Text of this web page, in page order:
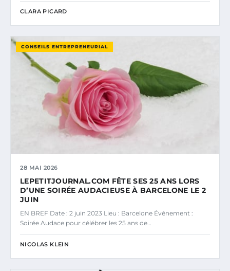
CLARA PICARD
CONSEILS ENTREPRENEURIAL
28 MAI 2026
LEPETITJOURNAL.COM FÊTE SES 25 ANS LORS
D’UNE SOIRÉE AUDACIEUSE À BARCELONE LE 2
JUIN
EN BREF Date : 2 juin 2023 Lieu : Barcelone Événement :
Soirée Audace pour célébrer les 25 ans de…
NICOLAS KLEIN